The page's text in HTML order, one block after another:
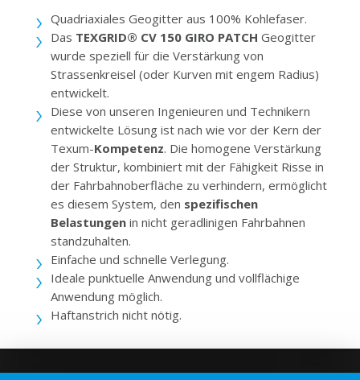
Quadriaxiales Geogitter aus 100% Kohlefaser.
Das TEXGRID® CV 150 GIRO PATCH Geogitter
wurde speziell für die Verstärkung von
Strassenkreisel (oder Kurven mit engem Radius)
entwickelt.
Diese von unseren Ingenieuren und Technikern
entwickelte Lösung ist nach wie vor der Kern der
Texum-Kompetenz. Die homogene Verstärkung
der Struktur, kombiniert mit der Fähigkeit Risse in
der Fahrbahnoberfläche zu verhindern, ermöglicht
es diesem System, den spezifischen
Belastungen in nicht geradlinigen Fahrbahnen
standzuhalten.
Einfache und schnelle Verlegung.
Ideale punktuelle Anwendung und vollflächige
Anwendung möglich.
Haftanstrich nicht nötig.